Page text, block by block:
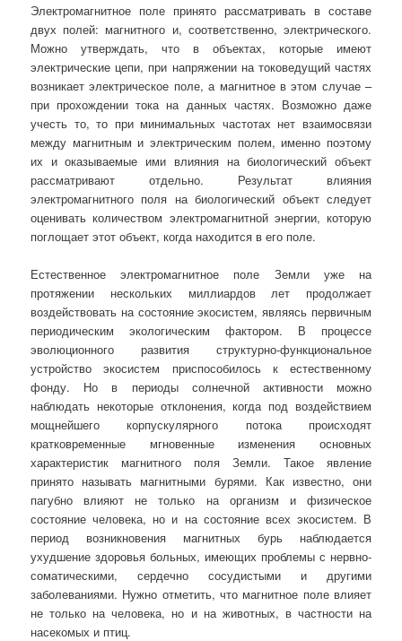
Электромагнитное поле принято рассматривать в составе
двух полей: магнитного и, соответственно, электрического.
Можно утверждать, что в объектах, которые имеют
электрические цепи, при напряжении на токоведущий частях
возникает электрическое поле, а магнитное в этом случае –
при прохождении тока на данных частях. Возможно даже
учесть то, то при минимальных частотах нет взаимосвязи
между магнитным и электрическим полем, именно поэтому
их и оказываемые ими влияния на биологический объект
рассматривают отдельно. Результат влияния
электромагнитного поля на биологический объект следует
оценивать количеством электромагнитной энергии, которую
поглощает этот объект, когда находится в его поле.
Естественное электромагнитное поле Земли уже на
протяжении нескольких миллиардов лет продолжает
воздействовать на состояние экосистем, являясь первичным
периодическим экологическим фактором. В процессе
эволюционного развития структурно-функциональное
устройство экосистем приспособилось к естественному
фонду. Но в периоды солнечной активности можно
наблюдать некоторые отклонения, когда под воздействием
мощнейшего корпускулярного потока происходят
кратковременные мгновенные изменения основных
характеристик магнитного поля Земли. Такое явление
принято называть магнитными бурями. Как известно, они
пагубно влияют не только на организм и физическое
состояние человека, но и на состояние всех экосистем. В
период возникновения магнитных бурь наблюдается
ухудшение здоровья больных, имеющих проблемы с нервно-
соматическими, сердечно сосудистыми и другими
заболеваниями. Нужно отметить, что магнитное поле влияет
не только на человека, но и на животных, в частности на
насекомых и птиц.